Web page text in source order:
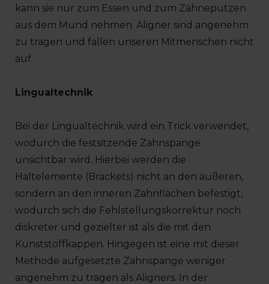
kann sie nur zum Essen und zum Zähneputzen
aus dem Mund nehmen. Aligner sind angenehm
zu tragen und fallen unseren Mitmenschen nicht
auf.
Lingualtechnik
Bei der Lingualtechnik wird ein Trick verwendet,
wodurch die festsitzende Zahnspange
unsichtbar wird. Hierbei werden die
Haltelemente (Brackets) nicht an den äußeren,
sondern an den inneren Zahnflächen befestigt,
wodurch sich die Fehlstellungskorrektur noch
diskreter und gezielter ist als die mit den
Kunststoffkappen. Hingegen ist eine mit dieser
Methode aufgesetzte Zahnspange weniger
angenehm zu tragen als Aligners. In der